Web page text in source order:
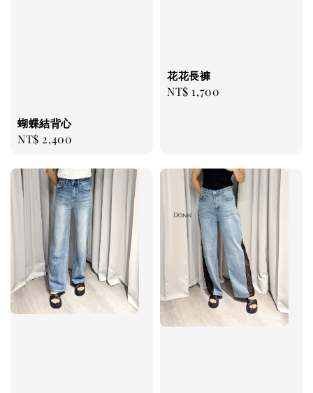
蝴蝶結背心
Regular
NT$ 2,400
花花長褲
Regular
NT$ 1,700